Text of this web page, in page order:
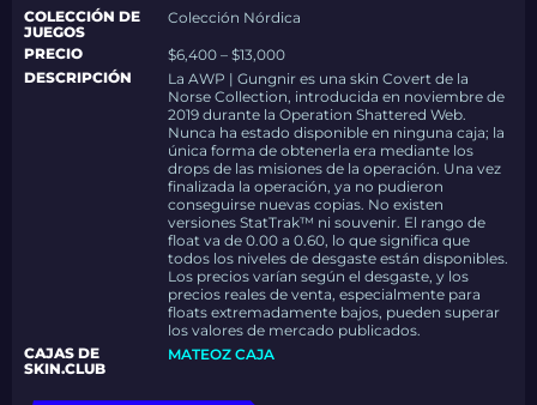
COLECCIÓN DE
JUEGOS
Colección Nórdica
PRECIO
$6,400 – $13,000
DESCRIPCIÓN
La AWP | Gungnir es una skin Covert de la
Norse Collection, introducida en noviembre de
2019 durante la Operation Shattered Web.
Nunca ha estado disponible en ninguna caja; la
única forma de obtenerla era mediante los
drops de las misiones de la operación. Una vez
finalizada la operación, ya no pudieron
conseguirse nuevas copias. No existen
versiones StatTrak™ ni souvenir. El rango de
float va de 0.00 a 0.60, lo que significa que
todos los niveles de desgaste están disponibles.
Los precios varían según el desgaste, y los
precios reales de venta, especialmente para
floats extremadamente bajos, pueden superar
los valores de mercado publicados.
CAJAS DE
SKIN.CLUB
MATEOZ CAJA